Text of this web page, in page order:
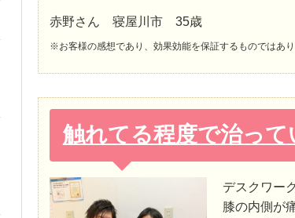
赤野さん 寝屋川市 35歳
※お客様の感想であり、効果効能を保証するものではあり
触れてる程度で治って
デスクワー
膝の内側が